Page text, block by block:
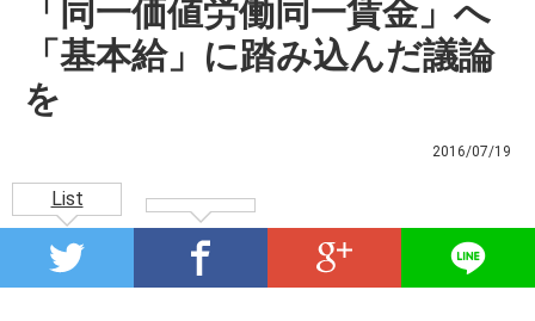
「同一価値労働同一賃金」へ
「基本給」に踏み込んだ議論
を
2016/07/19
List